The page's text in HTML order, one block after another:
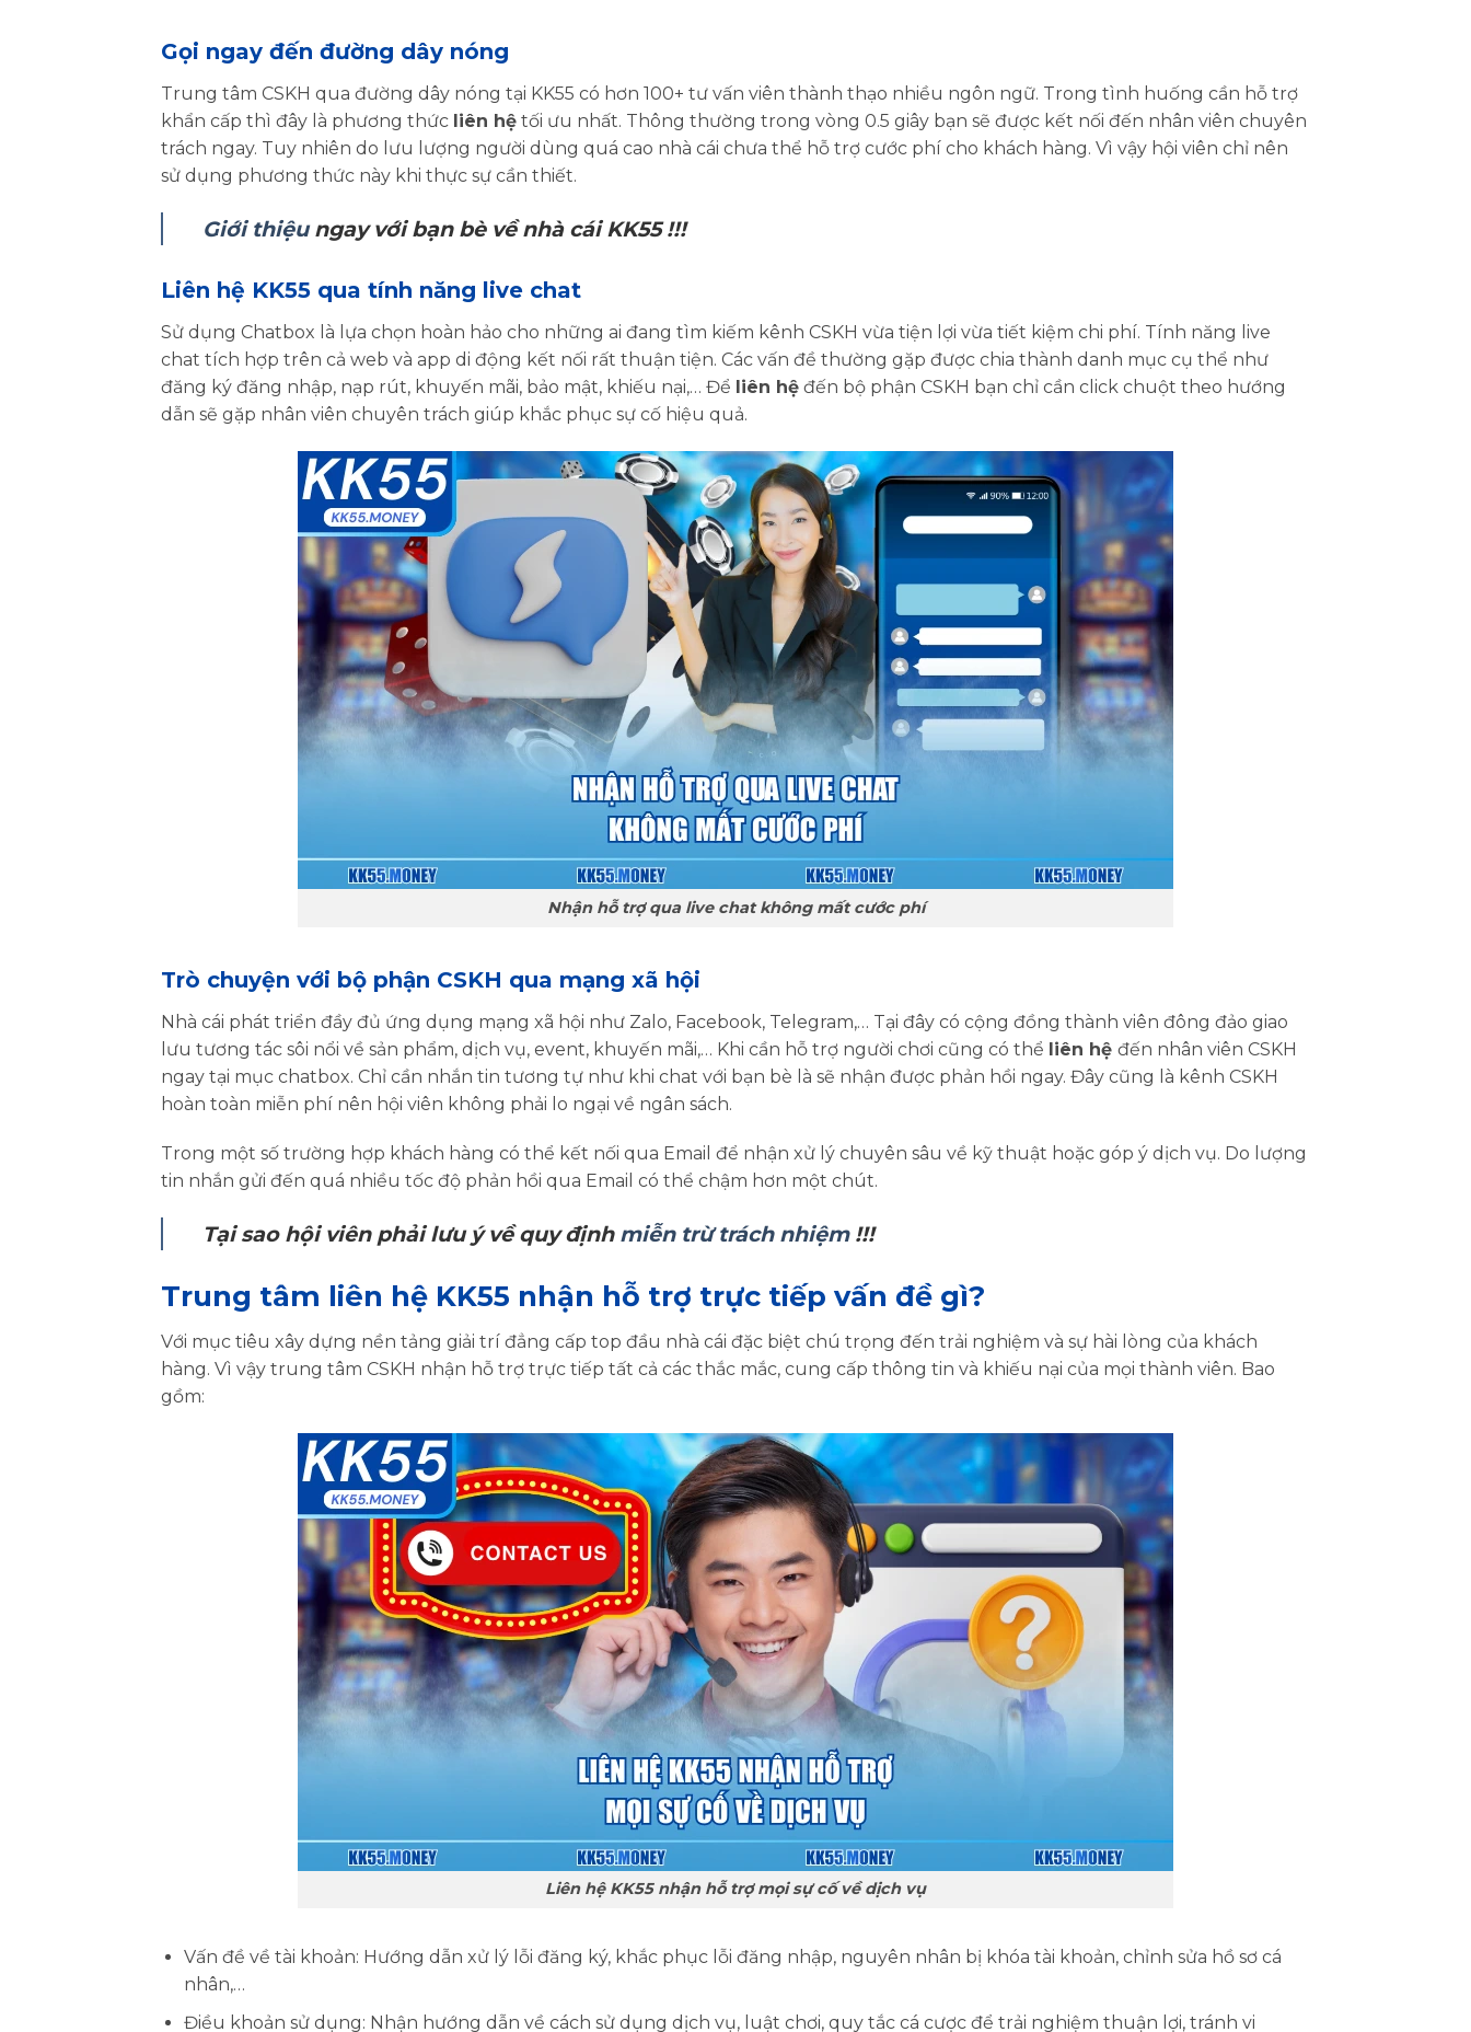
Gọi ngay đến đường dây nóng
Trung tâm CSKH qua đường dây nóng tại KK55 có hơn 100+ tư vấn viên thành thạo nhiều ngôn ngữ. Trong tình huống cần hỗ trợ
khẩn cấp thì đây là phương thức liên hệ tối ưu nhất. Thông thường trong vòng 0.5 giây bạn sẽ được kết nối đến nhân viên chuyên
trách ngay. Tuy nhiên do lưu lượng người dùng quá cao nhà cái chưa thể hỗ trợ cước phí cho khách hàng. Vì vậy hội viên chỉ nên
sử dụng phương thức này khi thực sự cần thiết.
Giới thiệungay với bạn bè về nhà cái KK55 !!!
Liên hệ KK55 qua tính năng live chat
Sử dụng Chatbox là lựa chọn hoàn hảo cho những ai đang tìm kiếm kênh CSKH vừa tiện lợi vừa tiết kiệm chi phí. Tính năng live
chat tích hợp trên cả web và app di động kết nối rất thuận tiện. Các vấn đề thường gặp được chia thành danh mục cụ thể như
đăng ký đăng nhập, nạp rút, khuyến mãi, bảo mật, khiếu nại,… Để liên hệ đến bộ phận CSKH bạn chỉ cần click chuột theo hướng
dẫn sẽ gặp nhân viên chuyên trách giúp khắc phục sự cố hiệu quả.
Nhận hỗ trợ qua live chat không mất cước phí
Trò chuyện với bộ phận CSKH qua mạng xã hội
Nhà cái phát triển đầy đủ ứng dụng mạng xã hội như Zalo, Facebook, Telegram,… Tại đây có cộng đồng thành viên đông đảo giao
lưu tương tác sôi nổi về sản phẩm, dịch vụ, event, khuyến mãi,… Khi cần hỗ trợ người chơi cũng có thể liên hệ đến nhân viên CSKH
ngay tại mục chatbox. Chỉ cần nhắn tin tương tự như khi chat với bạn bè là sẽ nhận được phản hồi ngay. Đây cũng là kênh CSKH
hoàn toàn miễn phí nên hội viên không phải lo ngại về ngân sách.
Trong một số trường hợp khách hàng có thể kết nối qua Email để nhận xử lý chuyên sâu về kỹ thuật hoặc góp ý dịch vụ. Do lượng
tin nhắn gửi đến quá nhiều tốc độ phản hồi qua Email có thể chậm hơn một chút.
Tại sao hội viên phải lưu ý về quy định miễn trừ trách nhiệm!!!
Trung tâm liên hệ KK55 nhận hỗ trợ trực tiếp vấn đề gì?
Với mục tiêu xây dựng nền tảng giải trí đẳng cấp top đầu nhà cái đặc biệt chú trọng đến trải nghiệm và sự hài lòng của khách
hàng. Vì vậy trung tâm CSKH nhận hỗ trợ trực tiếp tất cả các thắc mắc, cung cấp thông tin và khiếu nại của mọi thành viên. Bao
gồm:
Liên hệ KK55 nhận hỗ trợ mọi sự cố về dịch vụ
Vấn đề về tài khoản: Hướng dẫn xử lý lỗi đăng ký, khắc phục lỗi đăng nhập, nguyên nhân bị khóa tài khoản, chỉnh sửa hồ sơ cá
nhân,…
Điều khoản sử dụng: Nhận hướng dẫn về cách sử dụng dịch vụ, luật chơi, quy tắc cá cược để trải nghiệm thuận lợi, tránh vi